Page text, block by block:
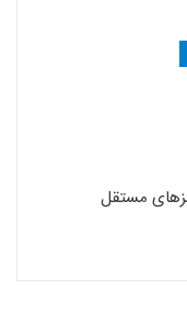
مستقل